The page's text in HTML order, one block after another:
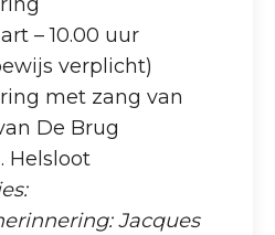
– 10.00 uur
verplicht)
met zang van
De Brug
Helsloot
Jacques